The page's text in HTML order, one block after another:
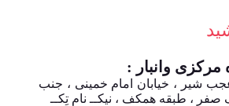
وانبار :
شیر ، خیابان امام خمینی ، جنب
، طبقه همکف ، نیکــ نام تِکــ